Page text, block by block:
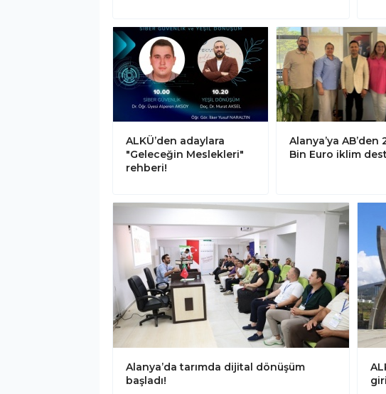
ALKÜ’den adaylara
"Geleceğin Meslekleri"
rehberi!
Alanya’ya AB’den
Bin Euro iklim
Alanya’da tarımda dijital dönüşüm
başladı!